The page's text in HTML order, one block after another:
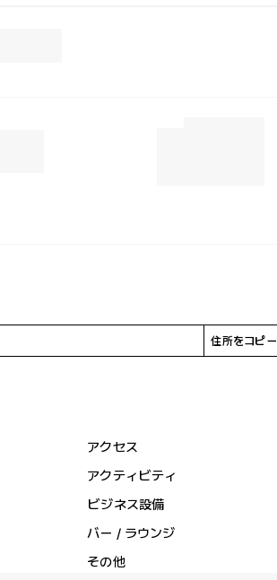
住所をコピー
アクセス
アクティビティ
ビジネス設備
バー / ラウンジ
その他